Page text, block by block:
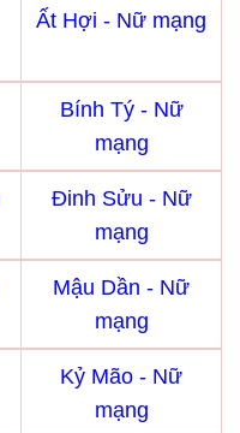
Ất Hợi - Nữ mạng
Bính Tý - Nữ
mạng
Đinh Sửu - Nữ
mạng
Mậu Dần - Nữ
mạng
Kỷ Mão - Nữ
mạng